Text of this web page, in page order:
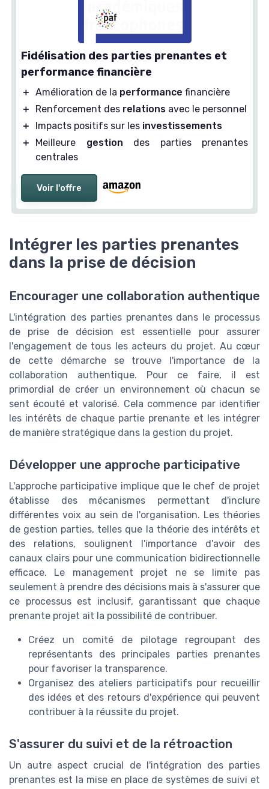
Fidélisation des parties prenantes et
performance financière
＋ Amélioration de la performance financière
＋
Renforcement des relations avec le personnel
＋
Impacts positifs sur les investissements
＋
Meilleure gestion des parties prenantes
centrales
Voir l'offre
Intégrer les parties prenantes
dans la prise de décision
Encourager une collaboration authentique
L'intégration des parties prenantes dans le processus
de prise de décision est essentielle pour assurer
l'engagement de tous les acteurs du projet. Au cœur
de cette démarche se trouve l'importance de la
collaboration authentique. Pour ce faire, il est
primordial de créer un environnement où chacun se
sent écouté et valorisé. Cela commence par identifier
les intérêts de chaque partie prenante et les intégrer
de manière stratégique dans la gestion du projet.
Développer une approche participative
L'approche participative implique que le chef de projet
établisse des mécanismes permettant d'inclure
différentes voix au sein de l'organisation. Les théories
de gestion parties, telles que la théorie des intérêts et
des relations, soulignent l'importance d'avoir des
canaux clairs pour une communication bidirectionnelle
efficace. Le management projet ne se limite pas
seulement à prendre des décisions mais à s'assurer que
ce processus est inclusif, garantissant que chaque
prenante projet ait la possibilité de contribuer.
Créez un comité de pilotage regroupant des
représentants des principales parties prenantes
pour favoriser la transparence.
Organisez des ateliers participatifs pour recueillir
des idées et des retours d'expérience qui peuvent
contribuer à la réussite du projet.
S'assurer du suivi et de la rétroaction
Un autre aspect crucial de l'intégration des parties
prenantes est la mise en place de systèmes de suivi et